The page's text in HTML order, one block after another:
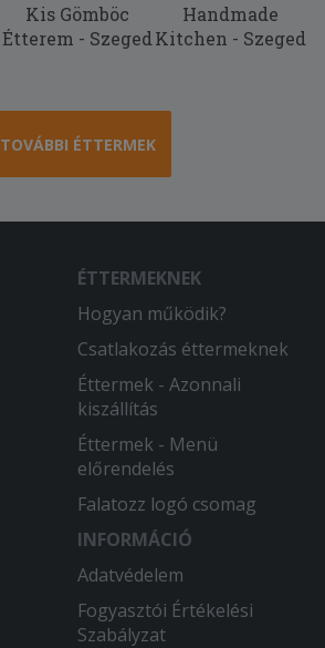
Kis Gömböc
Étterem - Szeged
Handmade
Kitchen - Szeged
TOVÁBBI ÉTTERMEK
ÉTTERMEKNEK
Hogyan működik?
Csatlakozás éttermeknek
Éttermek - Azonnali
kiszállítás
Éttermek - Menü
előrendelés
Falatozz logó csomag
INFORMÁCIÓ
Adatvédelem
Fogyasztói Értékelési
Szabályzat